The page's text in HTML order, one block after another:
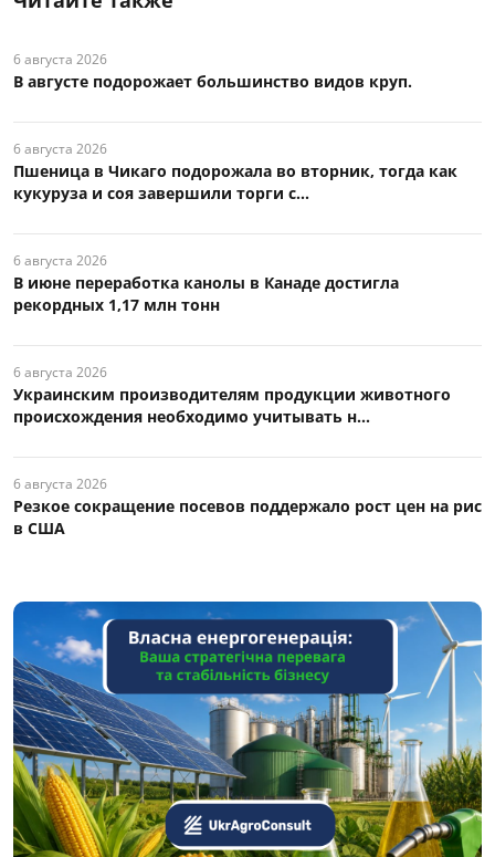
6 августа 2026
В августе подорожает большинство видов круп.
6 августа 2026
Пшеница в Чикаго подорожала во вторник, тогда как
кукуруза и соя завершили торги с...
6 августа 2026
В июне переработка канолы в Канаде достигла
рекордных 1,17 млн тонн
6 августа 2026
Украинским производителям продукции животного
происхождения необходимо учитывать н...
6 августа 2026
Резкое сокращение посевов поддержало рост цен на рис
в США